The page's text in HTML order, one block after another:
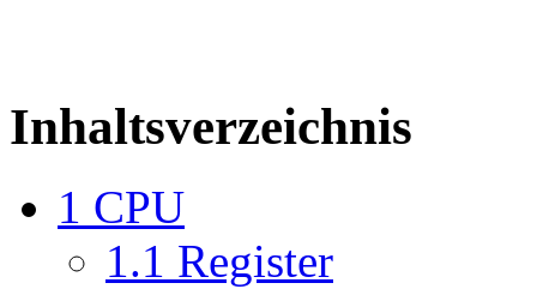
Inhaltsverzeichnis
1 CPU
1.1 Register